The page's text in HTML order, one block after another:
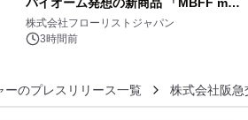
バイオーム発想の新商品 「MBFF mb
クレンジングPRO」を2026年8月6日
発売
株式会社フローリストジャパン
3時間前
ーのプレスリリース一覧 株式会社阪急